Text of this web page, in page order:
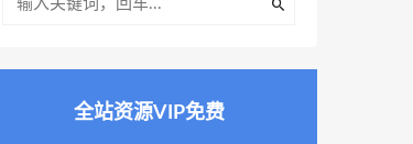
全站资源VIP免费